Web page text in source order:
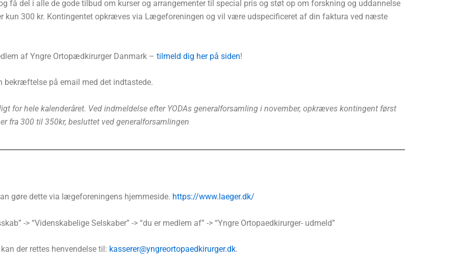
få del i alle de gode tilbud om kurser og arrangementer til special pris og støt op om forskning og uddannelse
kun 300 kr. Kontingentet opkræves via Lægeforeningen og vil være udspecificeret af din faktura ved næste
af Yngre Ortopædkirurger Danmark – tilmeld dig her på siden!
bekræftelse på email med det indtastede.
for hele kalenderåret. Ved indmeldelse efter YODAs generalforsamling i november, opkræves kontingent først
fra 300 til 350kr, besluttet ved generalforsamlingen
gøre dette via lægeforeningens hjemmeside. https://www.laeger.dk/
-> “Videnskabelige Selskaber” -> “du er medlem af” -> “Yngre Ortopaedkirurger- udmeld”
der rettes henvendelse til: kasserer@yngreortopaedkirurger.dk.